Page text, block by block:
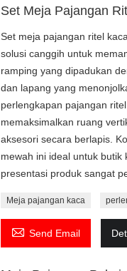
Set Meja Pajangan
Set meja pajangan ritel
solusi canggih untuk
ramping yang dipadukan
dan lapang yang
perlengkapan pajangan
memaksimalkan ruang
aksesori secara berlapis.
mewah ini ideal untuk
presentasi produk sangat
Meja pajangan kaca
 Send Email